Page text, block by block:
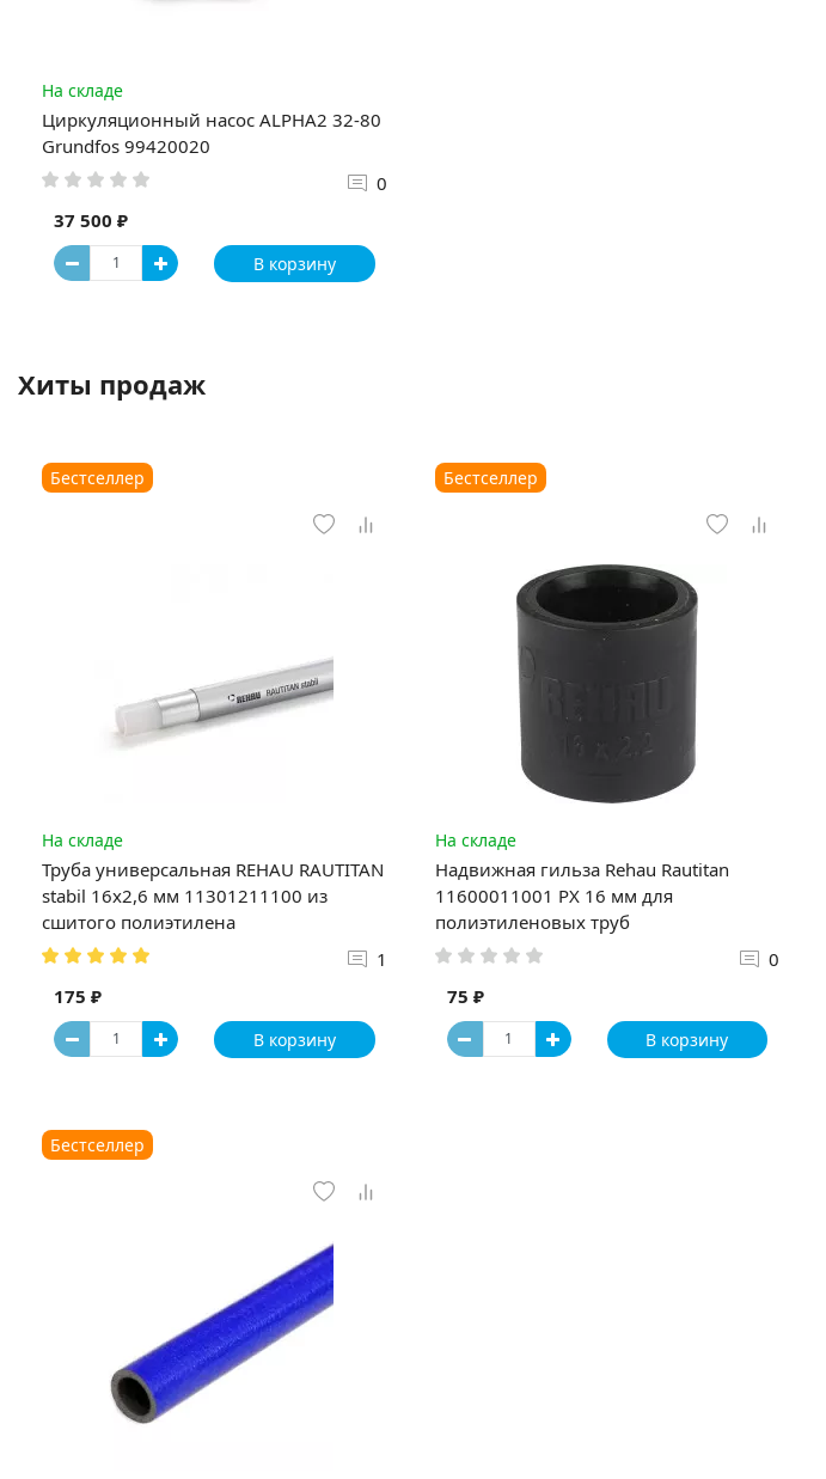
На складе
Циркуляционный насос ALPHA2 32-80
Grundfos 99420020
0
37 500 ₽
В корзину
Хиты продаж
Бестселлер
На складе
Труба универсальная REHAU RAUTITAN
stabil 16х2,6 мм 11301211100 из
сшитого полиэтилена
1
175 ₽
В корзину
Бестселлер
На складе
Надвижная гильза Rehau Rautitan
11600011001 PX 16 мм для
полиэтиленовых труб
0
75 ₽
В корзину
Бестселлер